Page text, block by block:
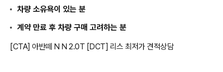
차량 소유욕이 있는 분
계약 만료 후 차량 구매 고려하는 분
[CTA] 아반떼 N N 2.0T [DCT] 리스 최저가 견적상담